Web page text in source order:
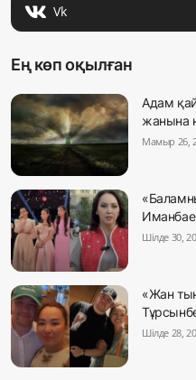
Vk
Ең көп оқылған
Адам
жанына
Мамыр 26,
Шілде 30,
«Жан
Шілде 28,